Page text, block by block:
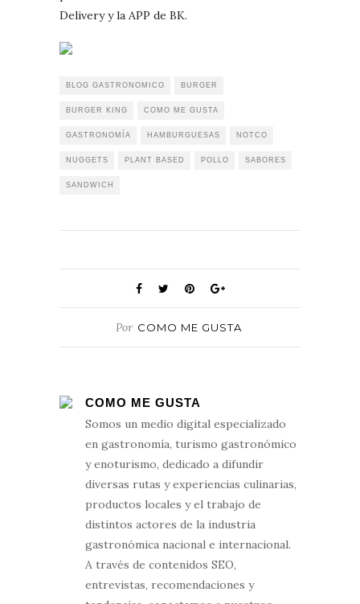
Delivery y la APP de BK.
BLOG GASTRONOMICO BURGER
BURGER KING COMO ME GUSTA
GASTRONOMÍA HAMBURGUESAS NOTCO
NUGGETS PLANT BASED POLLO SABORES
SANDWICH
Por COMO ME GUSTA
COMO ME GUSTA
Somos un medio digital especializado
en gastronomía, turismo gastronómico
y enoturismo, dedicado a difundir
diversas rutas y experiencias culinarias,
productos locales y el trabajo de
distintos actores de la industria
gastronómica nacional e internacional.
A través de contenidos SEO,
entrevistas, recomendaciones y